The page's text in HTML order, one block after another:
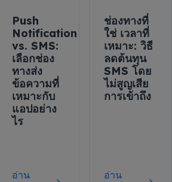
Push
Notification
vs. SMS:
เลือกช่อง
ทางส่ง
ข้อความที่
เหมาะกับ
แอปอย่าง
ไร
อ่าน
ช่องทางที่
ใช่ เวลาที่
เหมาะ: วิธี
ลดต้นทุน
SMS โดย
ไม่สูญเสีย
การเข้าถึง
อ่าน